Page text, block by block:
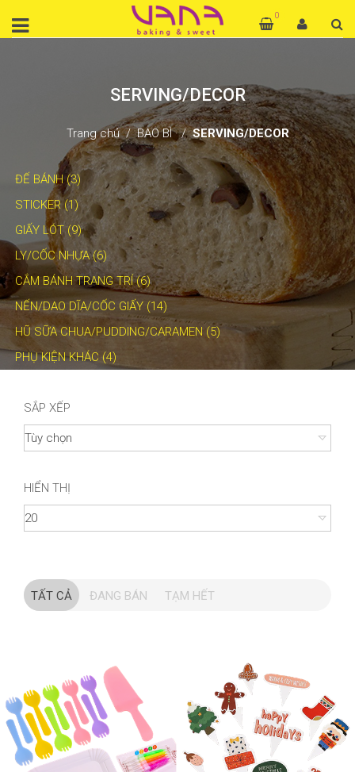
0
SERVING/DECOR
Trang chủ BAO BÌ SERVING/DECOR
ĐẾ BÁNH (3)
STICKER (1)
GIẤY LÓT (9)
LY/CỐC NHỰA (6)
CẮM BÁNH TRANG TRÍ (6)
NẾN/DAO DĨA/CỐC GIẤY (14)
HŨ SỮA CHUA/PUDDING/CARAMEN (5)
PHỤ KIỆN KHÁC (4)
SẮP XẾP
HIỂN THỊ
TẤT CẢ ĐANG BÁN TẠM HẾT